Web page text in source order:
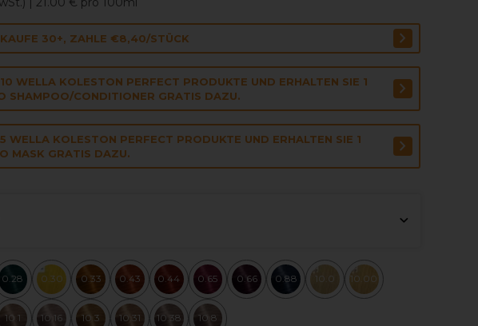
30+, ZAHLE €8,40/STÜCK
WELLA KOLESTON PERFECT PRODUKTE UND ERHALTEN SIE 1
SHAMPOO/CONDITIONER GRATIS DAZU.
WELLA KOLESTON PERFECT PRODUKTE UND ERHALTEN SIE 1
MASK GRATIS DAZU.
0.28 0.30 0.33 0.43 0.44 0.65 0.66 0.88 10.0 10.00
10.1 10.16 10.3 10.31 10.38 10.8